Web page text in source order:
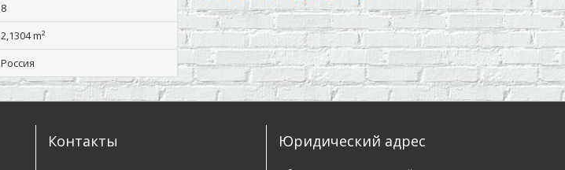
8
2,1304 m²
Россия
Контакты Юридический адрес